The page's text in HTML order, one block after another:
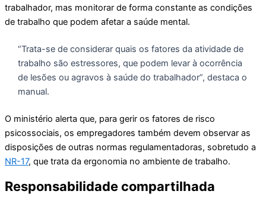
trabalhador, mas monitorar de forma constante as condições
de trabalho que podem afetar a saúde mental.
“Trata-se de considerar quais os fatores da atividade de
trabalho são estressores, que podem levar à ocorrência
de lesões ou agravos à saúde do trabalhador”, destaca o
manual.
O ministério alerta que, para gerir os fatores de risco
psicossociais, os empregadores também devem observar as
disposições de outras normas regulamentadoras, sobretudo a
NR-17, que trata da ergonomia no ambiente de trabalho.
Responsabilidade compartilhada